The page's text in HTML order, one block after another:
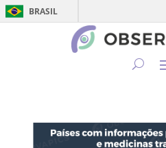
BRASIL